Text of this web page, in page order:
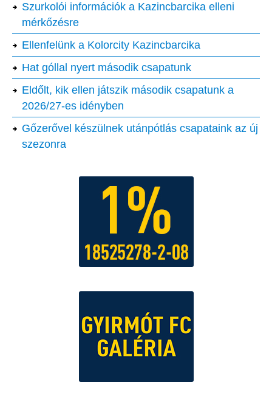
Szurkolói információk a Kazincbarcika elleni
mérkőzésre
Ellenfelünk a Kolorcity Kazincbarcika
Hat góllal nyert második csapatunk
Eldőlt, kik ellen játszik második csapatunk a
2026/27-es idényben
Gőzerővel készülnek utánpótlás csapataink az új
szezonra